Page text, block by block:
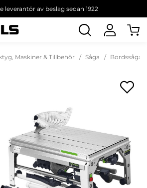
leverantör av beslag sedan 1922
Maskiner & Tillbehör Såga Bordssågar